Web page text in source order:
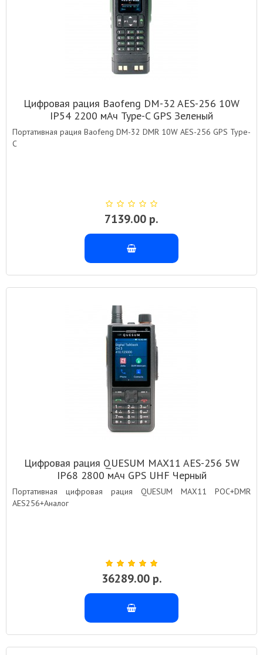
Цифровая рация Baofeng DM-32 AES-256 10W
IP54 2200 мАч Type-C GPS Зеленый
Портативная рация Baofeng DM-32 DMR 10W AES-256 GPS Type-
C
7139.00 р.
Цифровая рация QUESUM MAX11 AES-256 5W
IP68 2800 мАч GPS UHF Черный
Портативная цифровая рация QUESUM MAX11 POC+DMR
AES256+Аналог
36289.00 р.